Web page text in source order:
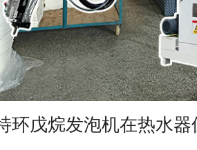
环戊烷发泡机在热水